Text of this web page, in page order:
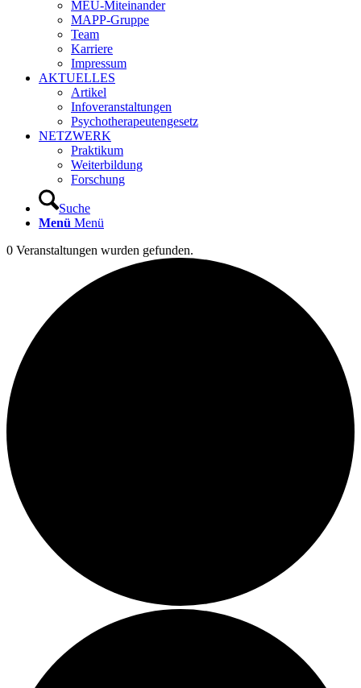
MEU-Miteinander
MAPP-Gruppe
Team
Karriere
Impressum
AKTUELLES
Artikel
Infoveranstaltungen
Psychotherapeutengesetz
NETZWERK
Praktikum
Weiterbildung
Forschung
Suche
Menü Menü
0 Veranstaltungen wurden gefunden.